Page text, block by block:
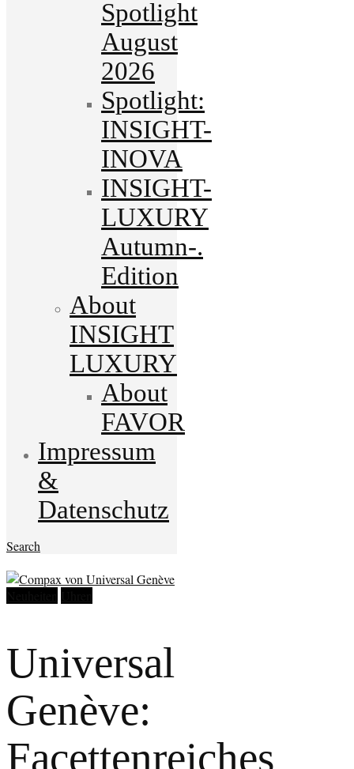
Spotlight
August
2026
Spotlight:
INSIGHT-
INOVA
INSIGHT-
LUXURY
Autumn-.
Edition
About
INSIGHT
LUXURY
About
FAVOR
Impressum
&
Datenschutz
Search
Universal
Genève:
Facettenreiches